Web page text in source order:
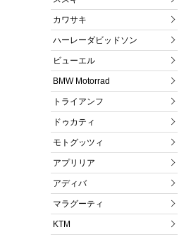
カワサキ
ハーレーダビッドソン
ビューエル
BMW Motorrad
トライアンフ
ドゥカティ
モトグッツィ
アプリリア
アディバ
マラグーティ
KTM